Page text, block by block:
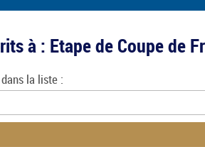
à : Etape de Coupe de
la liste :